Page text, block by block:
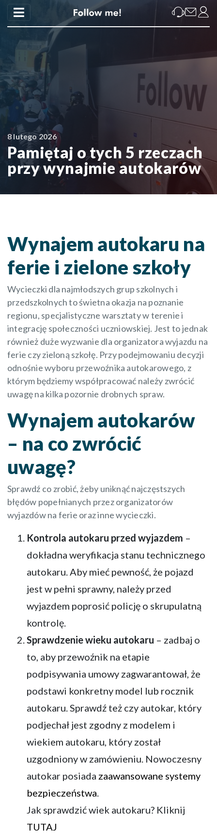
8 lutego 2026
Pamiętaj o tych 5 rzeczach
przy wynajmie autokarów
Wynajem autokaru na
ferie i zielone szkoły
Wycieczki dla najmłodszych grup szkolnych i
przedszkolnych to świetna okazja na poznanie
regionu, specjalistyczne warsztaty w terenie i
integrację społeczności uczniowskiej. Jest to jednak
również duże wyzwanie dla organizatora wyjazdu na
ferie czy zieloną szkołę. Przy podejmowaniu decyzji
odnośnie wyboru przewoźnika autokarowego, z
którym będziemy współpracować należy zwrócić
uwagę na kilka pozornie drobnych spraw.
Wynajem autokarów
– na co zwrócić
uwagę?
Sprawdź co zrobić, żeby uniknąć najczęstszych
błędów popełnianych przez organizatorów
wyjazdów na ferie oraz inne wycieczki.
Kontrola autokaru przed wyjazdem –
dokładna weryfikacja stanu technicznego
autokaru. Aby mieć pewność, że pojazd
jest w pełni sprawny, należy przed
wyjazdem poprosić policję o skrupulatną
kontrolę.
Sprawdzenie wieku autokaru – zadbaj o
to, aby przewoźnik na etapie
podpisywania umowy zagwarantował, że
podstawi konkretny model lub rocznik
autokaru. Sprawdź też czy autokar, który
podjechał jest zgodny z modelem i
wiekiem autokaru, który został
uzgodniony w zamówieniu. Nowoczesny
autokar posiada zaawansowane systemy
bezpieczeństwa.
Jak sprawdzić wiek autokaru? Kliknij
TUTAJ